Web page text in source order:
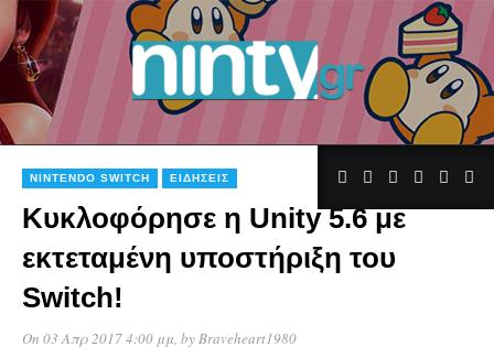
NINTENDO SWITCH ΕΙΔΉΣΕΙΣ
Κυκλοφόρησε η Unity 5.6 με
εκτεταμένη υποστήριξη του
Switch!
On 03 Απρ 2017 4:00 μμ, byBraveheart1980